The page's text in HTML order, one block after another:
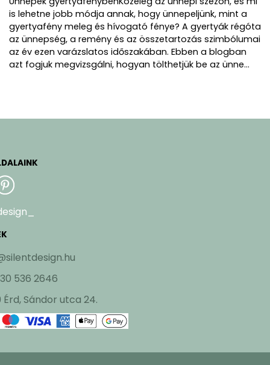
is lehetne jobb módja annak, hogy ünnepeljünk, mint a
gyertyafény meleg és hívogató fénye? A gyertyák régóta
az ünnepség, a remény és az összetartozás szimbólumai
az év ezen varázslatos időszakában. Ebben a blogban
azt fogjuk megvizsgálni, hogyan tölthetjük be az ünne...
536 2646
Érd, Sándor utca 24.